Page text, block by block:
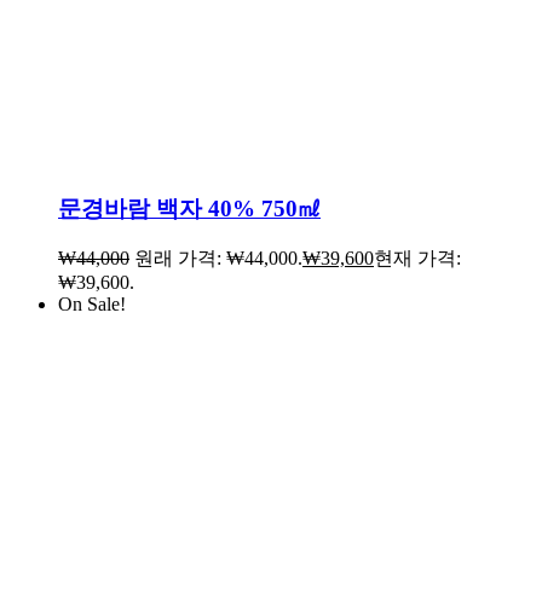
문경바람 백자 40% 750㎖
₩44,000 원래 가격: ₩44,000.₩39,600현재 가격:
₩39,600.
On Sale!